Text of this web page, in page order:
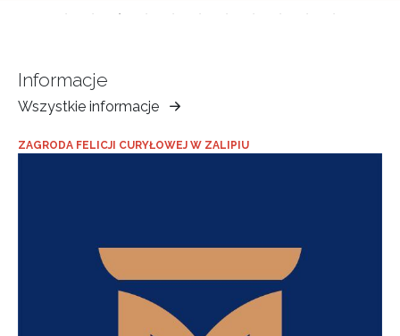
Informacje
Wszystkie informacje
Muzeum
Ziemi
Tarnowskiej
ZAGRODA FELICJI CURYŁOWEJ W ZALIPIU